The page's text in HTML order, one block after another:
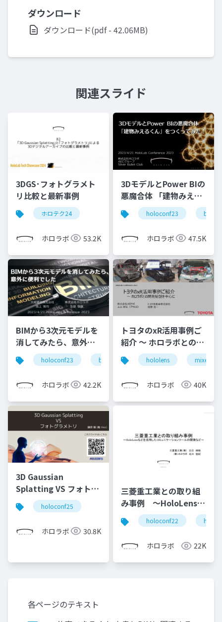
ダウンロード
ダウンロード(pdf - 42.06MB)
関連スライド
3DGS･フォトグラメト
リ比較と最新事例
ホロテク24
ホロラボ 53.2K
3DモデルとPower BIの
悪魔合体 「建物みえる
くん」をつくってみ
た！
holoconf23 bim
ホロラボ 47.5K
BIMから3次元モデルを
消してみたら、意外に
便利でしたholoconf23 bim
ホロラボ 42.2K
トヨタのxR活用事例ご
紹介 ～ ホロラボとの開
発秘話を中心に (ホロラ
ボカンファレンス 2022
トヨタ自動車株式会社
栢野様 発表スライド)
hololens mixed
ホロラボ 40K
3D Gaussian
Splatting VS フォトグ
ラメトリholoconf25
ホロラボ 30.8K
三菱重工業との取り組
み事例 ～HoloLensな
どを活用した現場向け
コミュニケーションツ
holoconf22
ホロラボ 22K
各ページのテキスト